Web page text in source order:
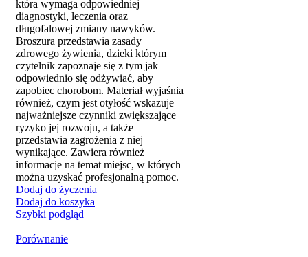
która wymaga odpowiedniej
diagnostyki, leczenia oraz
długofalowej zmiany nawyków.
Broszura przedstawia zasady
zdrowego żywienia, dzieki którym
czytelnik zapoznaje się z tym jak
odpowiednio się odżywiać, aby
zapobiec chorobom. Materiał wyjaśnia
również, czym jest otyłość wskazuje
najważniejsze czynniki zwiększające
ryzyko jej rozwoju, a także
przedstawia zagrożenia z niej
wynikające. Zawiera również
informacje na temat miejsc, w których
można uzyskać profesjonalną pomoc.
Dodaj do życzenia
Dodaj do koszyka
Szybki podgląd
Porównanie